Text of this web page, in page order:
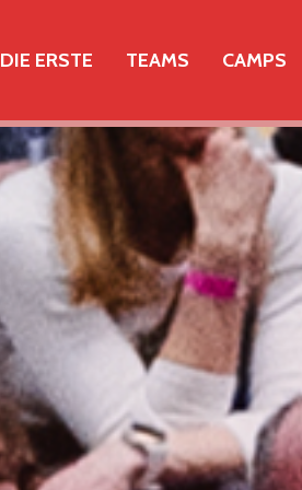
DIE ERSTE TEAMS CAMPS